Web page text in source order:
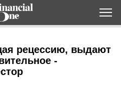
рецессию, выдают
-